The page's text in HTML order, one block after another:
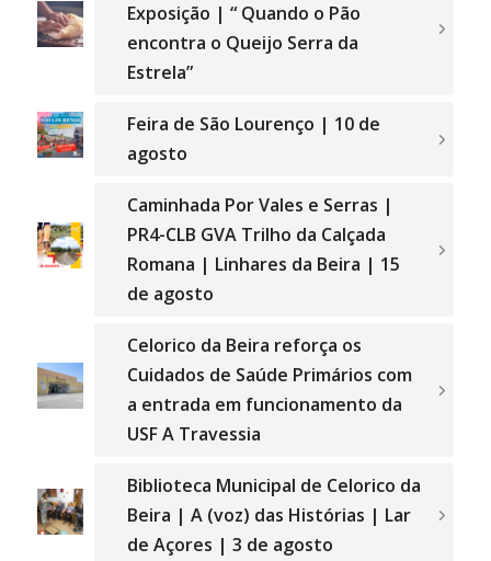
Exposição | “ Quando o Pão
encontra o Queijo Serra da
Estrela”
Feira de São Lourenço | 10 de
agosto
Caminhada Por Vales e Serras |
PR4-CLB GVA Trilho da Calçada
Romana | Linhares da Beira | 15
de agosto
Celorico da Beira reforça os
Cuidados de Saúde Primários com
a entrada em funcionamento da
USF A Travessia
Biblioteca Municipal de Celorico da
Beira | A (voz) das Histórias | Lar
de Açores | 3 de agosto